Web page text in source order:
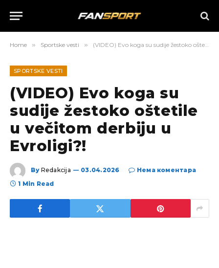
Home » Sportske vesti » (VIDEO) Evo koga su sudije žestoko oštetile u večitom derbiju u Evroligi?!
SPORTSKE VESTI
(VIDEO) Evo koga su
sudije žestoko oštetile
u večitom derbiju u
Evroligi?!
By Redakcija 03.04.2026
Нема коментара
1 Min Read